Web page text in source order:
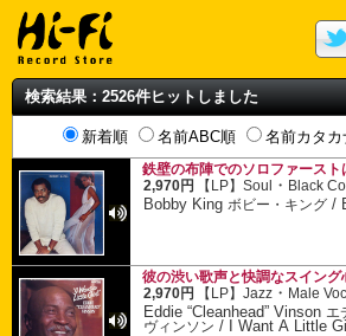
検索結果：2526件ヒットしました
新着順 名前ABC順 名前カタカ
鉄壁の布陣でのソロファースト
2,970円
【LP】Soul ・ Black
Bobby King ボビー・キング /
彼の渋い歌声と快調なスイング
2,970円
【LP】Jazz ・ Male
Eddie “Cleanhead” Vinson エ
ヴィンソン / I Want A Little